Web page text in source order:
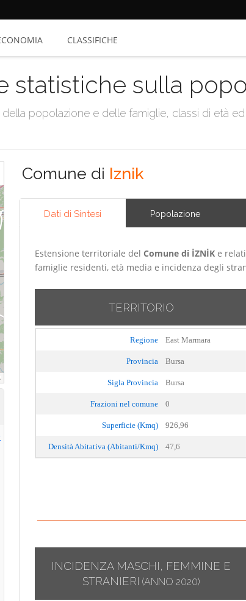
CLASSIFICHE
statistiche sulla
popolazione e delle famiglie, classi di età
Comune di Iznik
Dati di Sintesi Popolazione
Estensione territoriale del Comune di İZNİK e
famiglie residenti, età media e incidenza degli
TERRITORIO
Regione East Marmara
Provincia Bursa
Sigla Provincia Bursa
Frazioni nel comune 0
Superficie (Kmq) 926,96
Densità Abitativa (Abitanti/Kmq) 47,6
INCIDENZA MASCHI, FEMMINE E
STRANIERI (ANNO 2020)